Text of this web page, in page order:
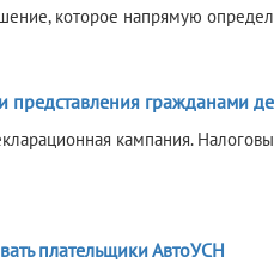
которое напрямую
представления гражданами
кампания.
плательщики АвтоУСН